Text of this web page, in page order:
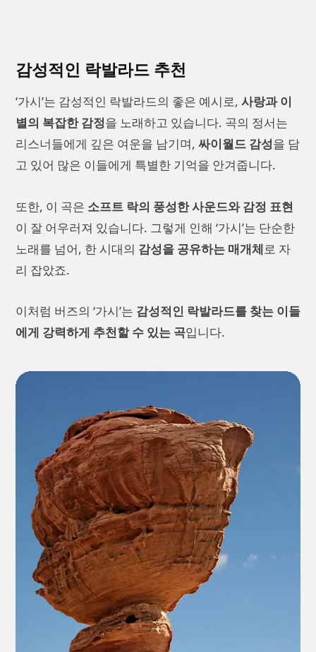
감성적인 락발라드 추천
‘가시’는 감성적인 락발라드의 좋은 예시로, 사랑과 이
별의 복잡한 감정을 노래하고 있습니다. 곡의 정서는
리스너들에게 깊은 여운을 남기며, 싸이월드 감성을 담
고 있어 많은 이들에게 특별한 기억을 안겨줍니다.
또한, 이 곡은 소프트 락의 풍성한 사운드와 감정 표현
이 잘 어우러져 있습니다. 그렇게 인해 ‘가시’는 단순한
노래를 넘어, 한 시대의 감성을 공유하는 매개체로 자
리 잡았죠.
이처럼 버즈의 ‘가시’는 감성적인 락발라드를 찾는 이들
에게 강력하게 추천할 수 있는 곡입니다.